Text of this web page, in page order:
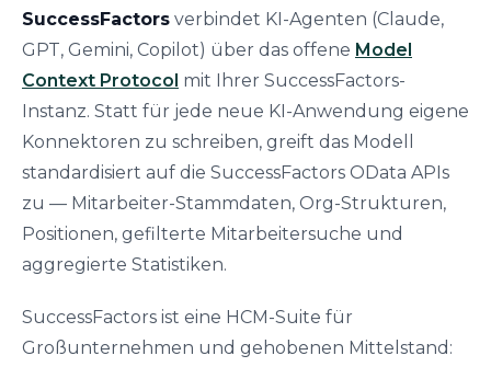
SuccessFactors verbindet KI-Agenten (Claude,
GPT, Gemini, Copilot) über das offene Model
Context Protocol mit Ihrer SuccessFactors-
Instanz. Statt für jede neue KI-Anwendung eigene
Konnektoren zu schreiben, greift das Modell
standardisiert auf die SuccessFactors OData APIs
zu — Mitarbeiter-Stammdaten, Org-Strukturen,
Positionen, gefilterte Mitarbeitersuche und
aggregierte Statistiken.
SuccessFactors ist eine HCM-Suite für
Großunternehmen und gehobenen Mittelstand: